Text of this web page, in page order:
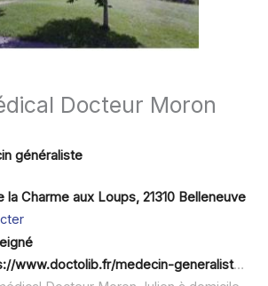
Docteur Moron
généraliste
la Charme aux Loups, 21310 Belleneuve
medecin-generaliste/belleneuve/julien-moron